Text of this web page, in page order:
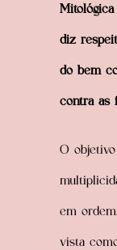
diz
do bem
contra as
O
em
vista